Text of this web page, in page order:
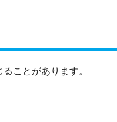
ことがあります。